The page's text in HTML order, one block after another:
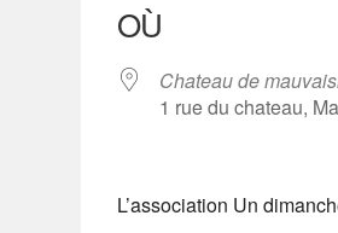
OÙ
Chateau de
1 rue du chateau,
L’association Un